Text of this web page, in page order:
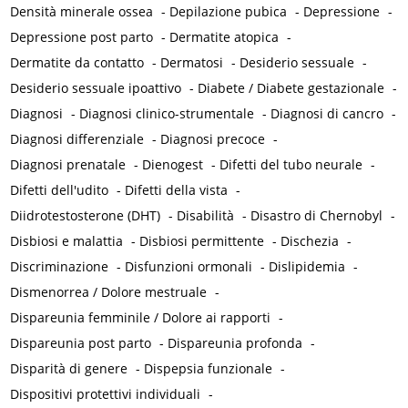
Densità minerale ossea - Depilazione pubica - Depressione -
Depressione post parto - Dermatite atopica -
Dermatite da contatto - Dermatosi - Desiderio sessuale -
Desiderio sessuale ipoattivo - Diabete / Diabete gestazionale -
Diagnosi - Diagnosi clinico-strumentale - Diagnosi di cancro -
Diagnosi differenziale - Diagnosi precoce -
Diagnosi prenatale - Dienogest - Difetti del tubo neurale -
Difetti dell'udito - Difetti della vista -
Diidrotestosterone (DHT) - Disabilità - Disastro di Chernobyl -
Disbiosi e malattia - Disbiosi permittente - Dischezia -
Discriminazione - Disfunzioni ormonali - Dislipidemia -
Dismenorrea / Dolore mestruale -
Dispareunia femminile / Dolore ai rapporti -
Dispareunia post parto - Dispareunia profonda -
Disparità di genere - Dispepsia funzionale -
Dispositivi protettivi individuali -